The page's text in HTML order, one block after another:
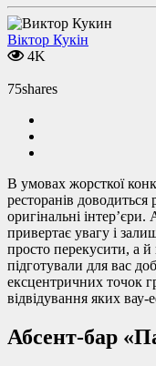
Віктор Кукін
4K
75shares
В умовах жорсткої
ресторанів доводиться
оригінальні
привертає увагу і
просто перекусити, а
підготували для вас
ексцентричних точок
відвідування яких
Абсент-бар